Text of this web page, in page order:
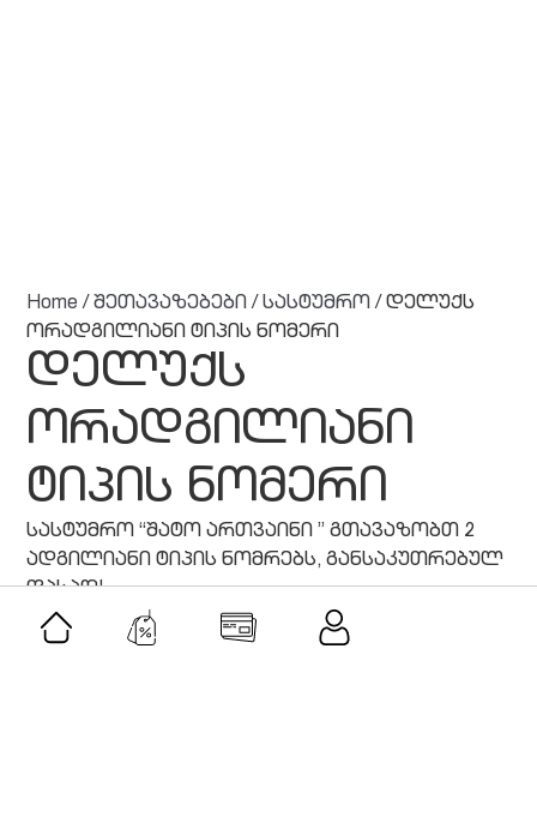
Home /შეთავაზებები /სასტუმრო / დელუქს
ორადგილიანი ტიპის ნომერი
დელუქს
ორადგილიანი
ტიპის ნომერი
სასტუმრო “შატო ართვაინი ” გთავაზობთ 2
ადგილიანი ტიპის ნომრებს, განსაკუთრებულ
ფასად!